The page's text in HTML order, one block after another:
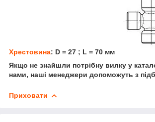
Хрестовина: D = 27 ; L = 70 мм
Якщо не знайшли потрібну вилку у
нами, наші менеджери допоможуть з
Приховати